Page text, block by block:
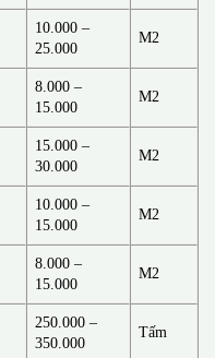
10.000 –
25.000
M2
8.000 –
15.000
M2
15.000 –
30.000
M2
10.000 –
15.000
M2
8.000 –
15.000
M2
250.000 –
350.000
Tấm